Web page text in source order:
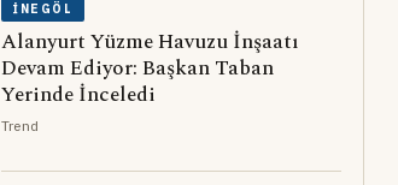
İNEGÖL
Alanyurt Yüzme Havuzu İnşaatı
Devam Ediyor: Başkan Taban
Yerinde İnceledi
Trend